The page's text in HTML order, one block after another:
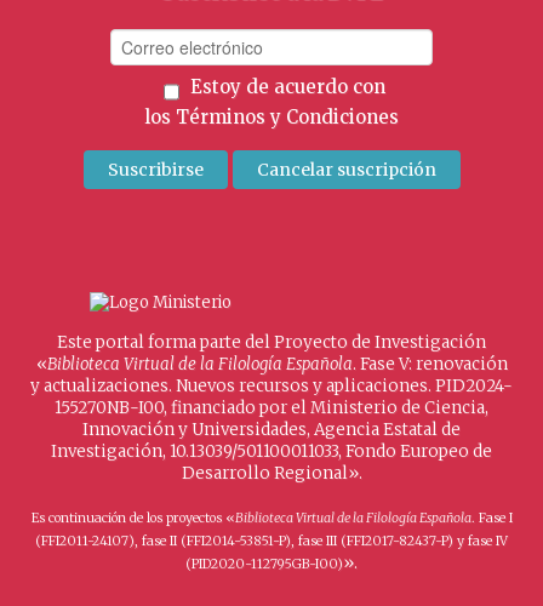
Estoy de acuerdo con
los Términos y Condiciones
Este portal forma parte del Proyecto de Investigación
«Biblioteca Virtual de la Filología Española. Fase V: renovación
y actualizaciones. Nuevos recursos y aplicaciones. PID2024-
155270NB-I00, financiado por el Ministerio de Ciencia,
Innovación y Universidades, Agencia Estatal de
Investigación, 10.13039/501100011033, Fondo Europeo de
Desarrollo Regional».
Es continuación de los proyectos «Biblioteca Virtual de la Filología Española. Fase I
(FFI2011-24107), fase II (FFI2014-53851-P), fase III (FFI2017-82437-P) y fase IV
(PID2020-112795GB-I00)».